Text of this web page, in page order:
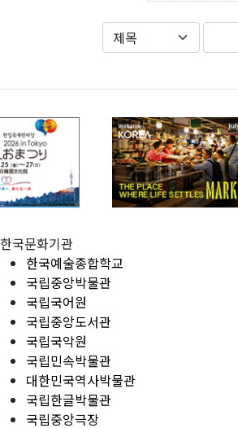
한국문화기관
한국예술종합학교
국립중앙박물관
국립국어원
국립중앙도서관
국립국악원
국립민속박물관
대한민국역사박물관
국립한글박물관
국립중앙극장